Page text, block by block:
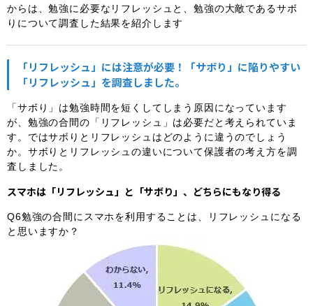
からは、勉強に必要なリフレッシュと、勉強の大敵であるサボ
りについて調査した結果を紹介します
「リフレッシュ」には注意が必要！「サボり」に陥りやすい
「リフレッシュ」を調査しました。
「サボり」は勉強時間を短くしてしまう原因になっています
が、勉強の合間の「リフレッシュ」は必要だと考えられていま
す。ではサボりとリフレッシュはどのように違うのでしょう
か。サボりとリフレッシュの違いについて保護者の考え方を調
査しました。
スマホは「リフレッシュ」と「サボり」、どちらにもなり得る
Q6勉強の合間にスマホを利用することは、リフレッシュになる
と思いますか？